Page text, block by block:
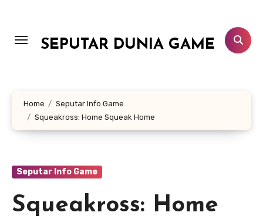
konten
SEPUTAR DUNIA GAME
Home
Seputar Info Game
Squeakross: Home Squeak Home
Seputar Info Game
Squeakross: Home